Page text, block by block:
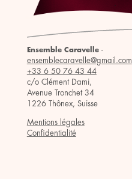
Ensemble Caravelle-
ensemblecaravelle@gmail.com
+33 6 50 76 43 44
c/o Clément Dami,
Avenue Tronchet 34
1226 Thônex, Suisse
Mentions légales
Confidentialité